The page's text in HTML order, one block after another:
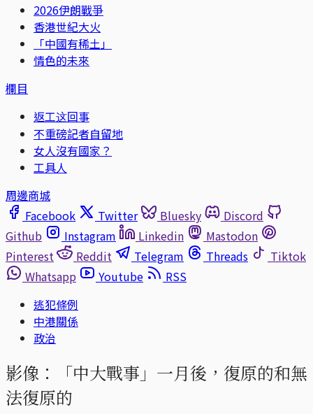
2026伊朗戰爭
香港世紀大火
「中國有稀土」
情色的未來
欄目
返工这回事
不重磅記者自留地
女人沒有國家？
工具人
周邊商城
Facebook
Twitter Bluesky
Discord
Github
Instagram Linkedin
Mastodon
Pinterest
Reddit Telegram Threads
Tiktok
Whatsapp
Youtube
RSS
逃犯條例
中港關係
政治
影像：「中大戰事」一月後，復原的和無
法復原的